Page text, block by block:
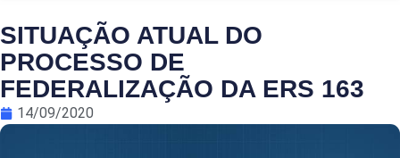
SITUAÇÃO ATUAL DO
PROCESSO DE
FEDERALIZAÇÃO DA ERS 163
14/09/2020